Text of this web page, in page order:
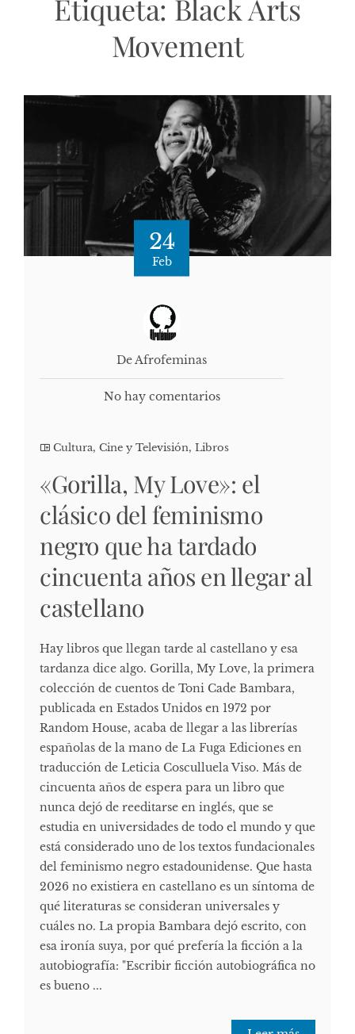
Etiqueta: Black Arts
Movement
24
Feb
De Afrofeminas
No hay comentarios
Cultura, Cine y Televisión, Libros
«Gorilla, My Love»: el
clásico del feminismo
negro que ha tardado
cincuenta años en llegar al
castellano
Hay libros que llegan tarde al castellano y esa
tardanza dice algo. Gorilla, My Love, la primera
colección de cuentos de Toni Cade Bambara,
publicada en Estados Unidos en 1972 por
Random House, acaba de llegar a las librerías
españolas de la mano de La Fuga Ediciones en
traducción de Leticia Cosculluela Viso. Más de
cincuenta años de espera para un libro que
nunca dejó de reeditarse en inglés, que se
estudia en universidades de todo el mundo y que
está considerado uno de los textos fundacionales
del feminismo negro estadounidense. Que hasta
2026 no existiera en castellano es un síntoma de
qué literaturas se consideran universales y
cuáles no. La propia Bambara dejó escrito, con
esa ironía suya, por qué prefería la ficción a la
autobiografía: "Escribir ficción autobiográfica no
es bueno ...